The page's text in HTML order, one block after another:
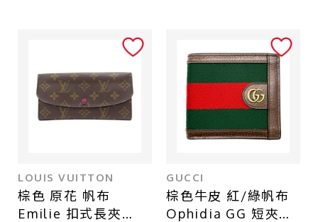
LOUIS VUITTON
棕色 原花 帆布
Emilie 扣式長夾
GUCCI
棕色牛皮 紅/綠帆布
Ophidia GG 短夾